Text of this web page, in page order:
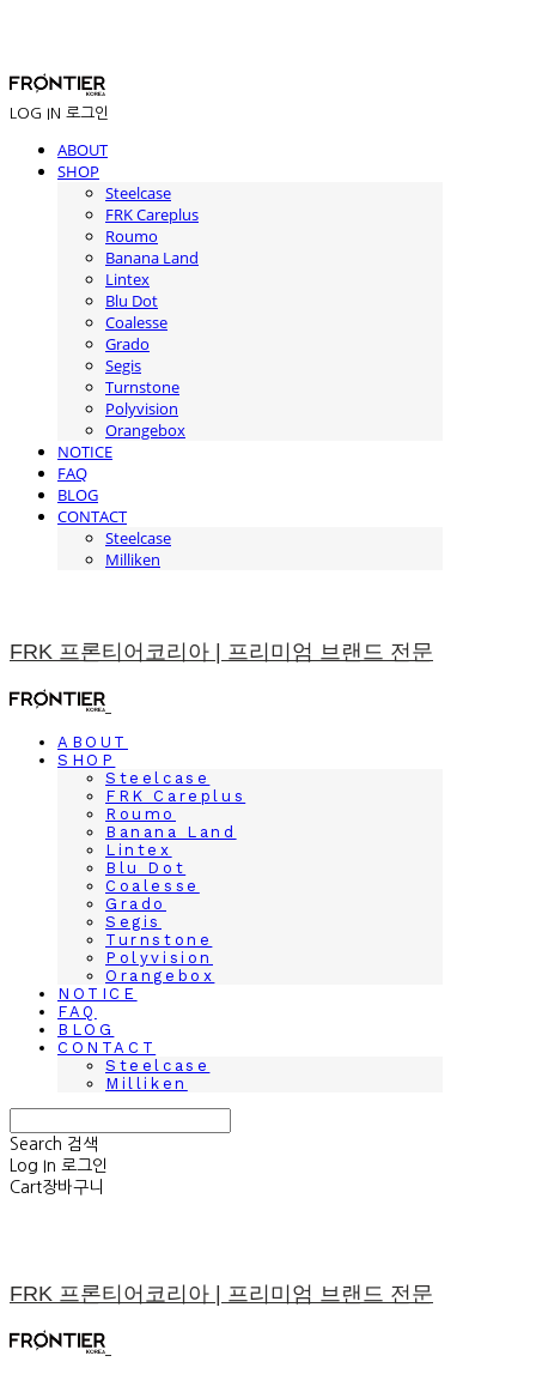
LOG IN 로그인
ABOUT
SHOP
Steelcase
FRK Careplus
Roumo
Banana Land
Lintex
Blu Dot
Coalesse
Grado
Segis
Turnstone
Polyvision
Orangebox
NOTICE
FAQ
BLOG
CONTACT
Steelcase
Milliken
FRK 프론티어코리아 | 프리미엄 브랜드 전문
ABOUT
SHOP
Steelcase
FRK Careplus
Roumo
Banana Land
Lintex
Blu Dot
Coalesse
Grado
Segis
Turnstone
Polyvision
Orangebox
NOTICE
FAQ
BLOG
CONTACT
Steelcase
Milliken
Search 검색
Log In 로그인
Cart장바구니
FRK 프론티어코리아 | 프리미엄 브랜드 전문